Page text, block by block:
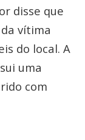
disse que
vítima
do local. A
uma
com